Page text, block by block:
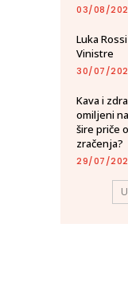
03/08/
Luka
Vinistre
30/07/
Kava i
omiljeni
šire priče
zračenja?
29/07/